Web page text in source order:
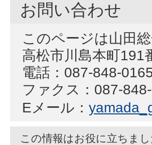
お問い合わせ
このページは山田
高松市川島本町191
電話：087-848-
ファクス：087-
Eメール：
この情報はお役に立ちまし